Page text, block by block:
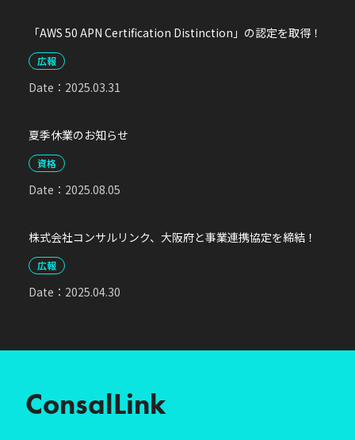
「AWS 50 APN Certification Distinction」の認定を取得！
広報
Date： 2025.03.31
夏季休業のお知らせ
資格
Date： 2025.08.05
株式会社コンサルリンク、大阪府と事業連携協定を締結！
広報
Date： 2025.04.30
ConsalLink